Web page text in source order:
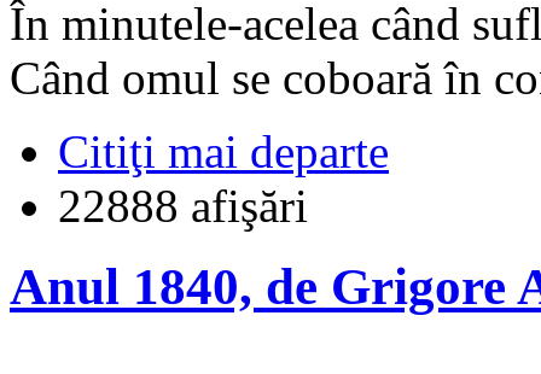
În minutele-acelea când
Când omul se coboară în
Citiţi mai departe
22888 afişări
Anul 1840, de Grigore